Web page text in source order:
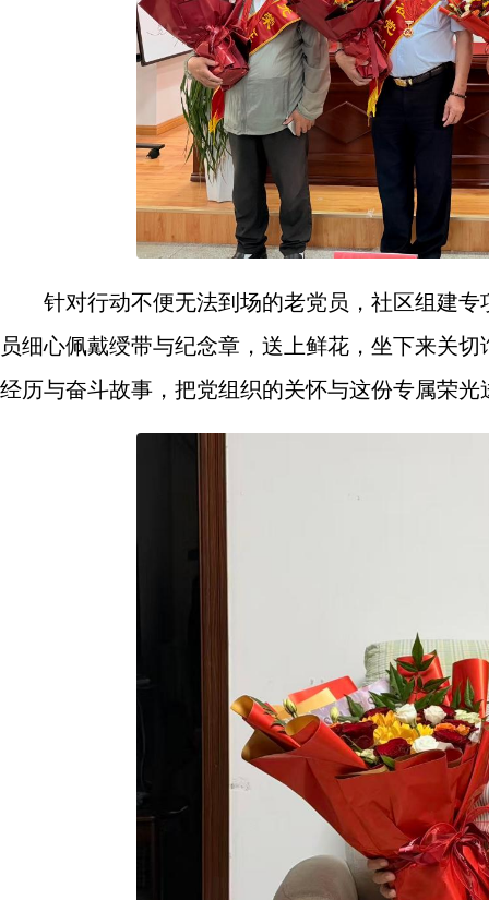
针对行动不便无法到场的老党员，社区组建
员细心佩戴绶带与纪念章，送上鲜花，坐下来关
经历与奋斗故事，把党组织的关怀与这份专属荣光